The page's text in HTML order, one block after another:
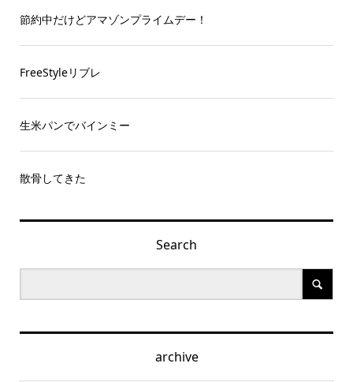
節約中だけどアマゾンプライムデー！
FreeStyleリブレ
生米パンでバインミー
散骨してきた
Search
archive